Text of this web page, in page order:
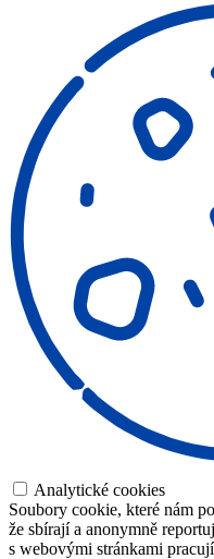
Analytické cookies
Soubory cookie, které nám
že sbírají a anonymně
s webovými stránkami